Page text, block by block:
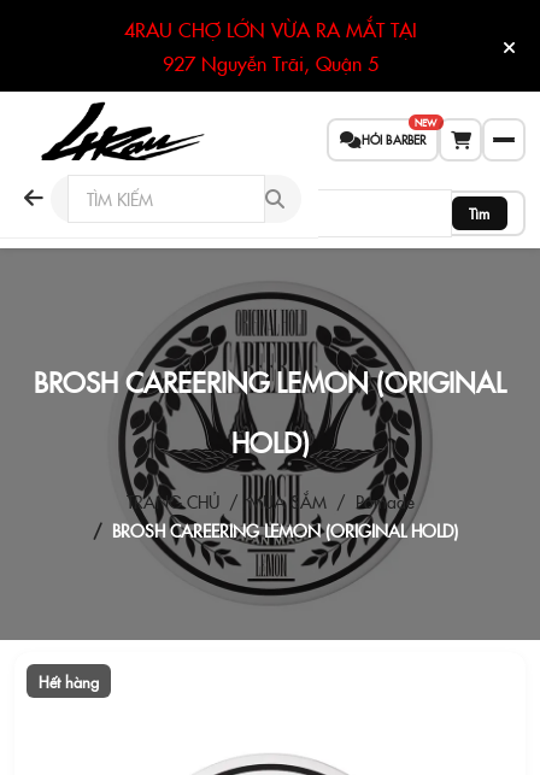
4RAU CHỢ LỚN VỪA RA MẮT TẠI
927 Nguyễn Trãi, Quận 5
HỎI BARBER
NEW
Tìm
BROSH CAREERING LEMON (ORIGINAL
HOLD)
TRANG CHỦ MUA SẮM
Pomade
BROSH CAREERING LEMON (ORIGINAL HOLD)
Hết hàng